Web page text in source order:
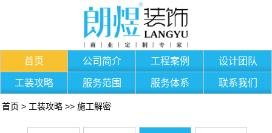
首页 公司简介 工程案例 设计团队
工装攻略 服务范围 服务体系 联系我们
首页 > 工装攻略 >> 施工解密